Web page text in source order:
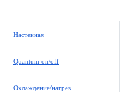
Настенная
Quantum on/off
Охлаждение/нагрев